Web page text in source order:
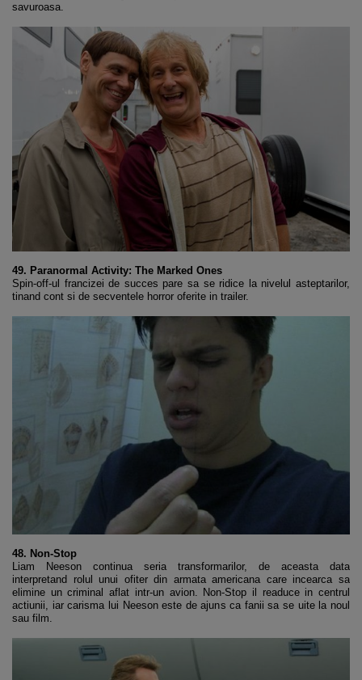
savuroasa.
49. Paranormal Activity: The Marked Ones
Spin-off-ul francizei de succes pare sa se ridice la nivelul asteptarilor,
tinand cont si de secventele horror oferite in trailer.
48. Non-Stop
Liam Neeson continua seria transformarilor, de aceasta data
interpretand rolul unui ofiter din armata americana care incearca sa
elimine un criminal aflat intr-un avion. Non-Stop il readuce in centrul
actiunii, iar carisma lui Neeson este de ajuns ca fanii sa se uite la noul
sau film.